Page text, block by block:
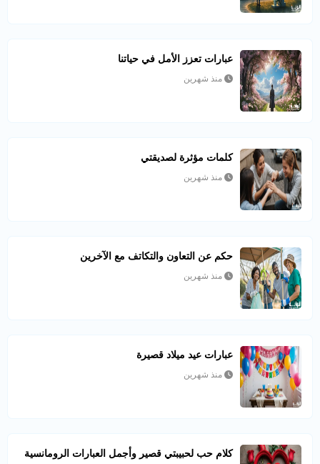
عبارات تعزز الأمل في حياتنا
منذ شهرين
كلمات مؤثرة لصديقتي
منذ شهرين
حكم عن التعاون والتكاتف مع الآخرين
منذ شهرين
عبارات عيد ميلاد قصيرة
منذ شهرين
كلام حب لحبيبتي قصير وأجمل العبارات الرومانسية